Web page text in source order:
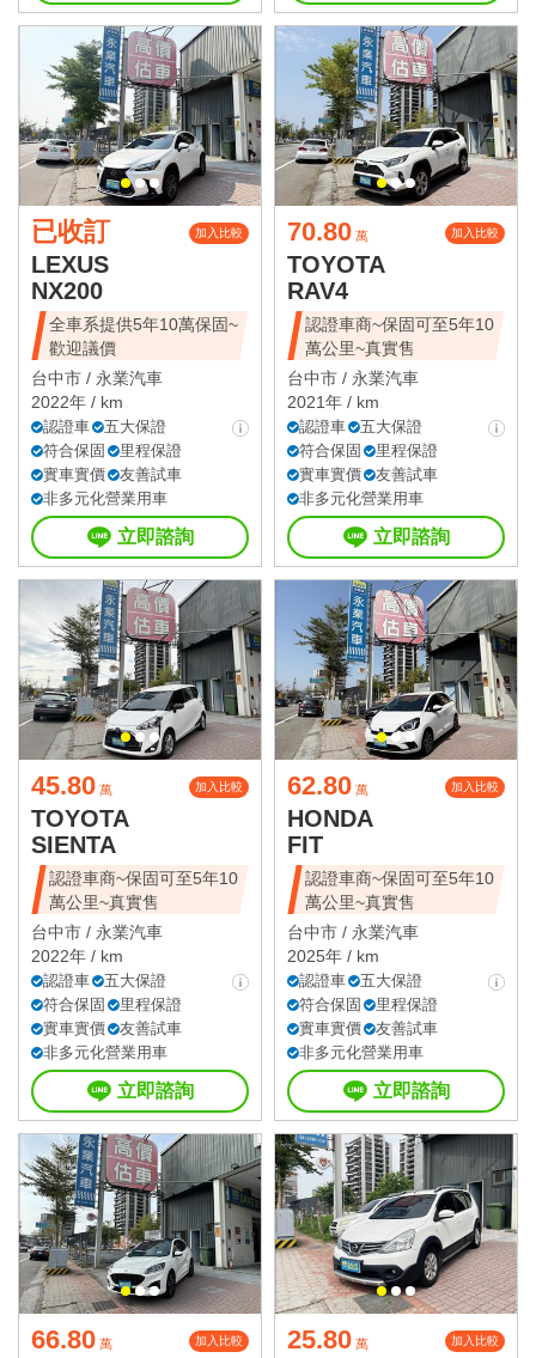
已收訂 加入比較
LEXUS
NX200
全車系提供5年10萬保固~
歡迎議價
台中市 / 永業汽車
2022年 / km
認證車
五大保證
符合保固
里程保證
實車實價
友善試車
非多元化營業用車
立即諮詢
70.80 萬 加入比較
TOYOTA
RAV4
認證車商~保固可至5年10
萬公里~真實售
台中市 / 永業汽車
2021年 / km
認證車
五大保證
符合保固
里程保證
實車實價
友善試車
非多元化營業用車
立即諮詢
45.80 萬 加入比較
TOYOTA
SIENTA
認證車商~保固可至5年10
萬公里~真實售
台中市 / 永業汽車
2022年 / km
認證車
五大保證
符合保固
里程保證
實車實價
友善試車
非多元化營業用車
立即諮詢
62.80 萬 加入比較
HONDA
FIT
認證車商~保固可至5年10
萬公里~真實售
台中市 / 永業汽車
2025年 / km
認證車
五大保證
符合保固
里程保證
實車實價
友善試車
非多元化營業用車
立即諮詢
66.80 萬 加入比較 25.80 萬 加入比較